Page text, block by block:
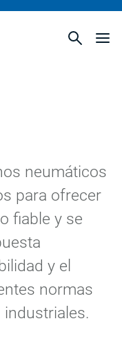
neumáticos
para ofrecer
fiable y se
y el
normas